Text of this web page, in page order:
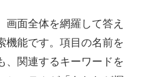
画面全体を網羅して答え
機能です。項目の名前を
、関連するキーワードを